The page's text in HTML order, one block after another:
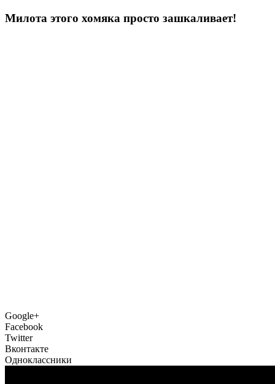
Милота этого хомяка просто зашкаливает!
Google+
Facebook
Twitter
Вконтакте
Одноклассники